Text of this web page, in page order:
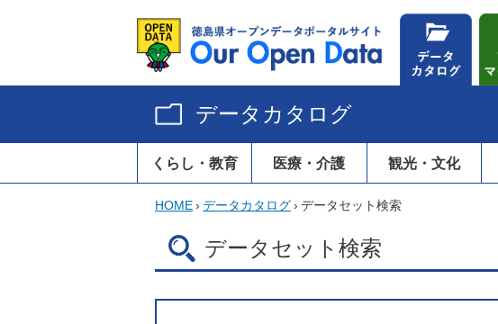
データカタログ
くらし・教育 医療・介護 観光・文化
HOME› データカタログ› データセット検索
データセット検索